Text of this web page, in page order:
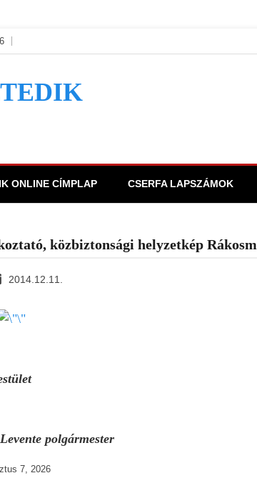
ONLINE CÍMPLAP CSERFA LAPSZÁMOK
közbiztonsági helyzetkép
2014.12.11.
polgármester